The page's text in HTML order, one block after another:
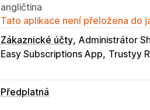
angličtina
Tato aplikace není přeložena do
Zákaznické účty Administrátor
Easy Subscriptions App Trustyy
Předplatná